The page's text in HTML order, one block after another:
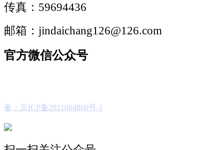
传真：59694436
邮箱：jindaichang126@126.com
官方微信公众号
备：京ICP备2021004860号-1